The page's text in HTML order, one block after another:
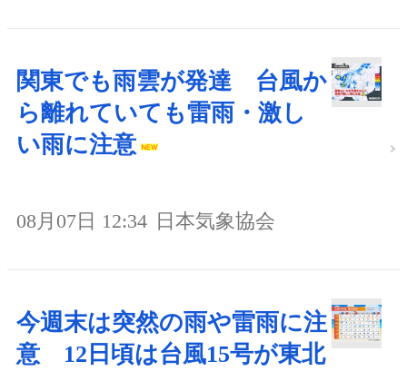
関東でも雨雲が発達 台風か
ら離れていても雷雨・激し
い雨に注意
08月07日 12:34 日本気象協会
今週末は突然の雨や雷雨に注
意 12日頃は台風15号が東北